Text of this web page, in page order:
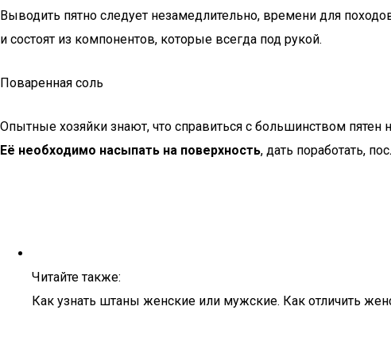
Выводить пятно следует незамедлительно, времени для
и состоят из компонентов, которые всегда под рукой.
Поваренная соль
Опытные хозяйки знают, что справиться с большинством
Её необходимо насыпать на поверхность, дать поработать,
Читайте также:
Как узнать штаны женские или мужские. Как отличить